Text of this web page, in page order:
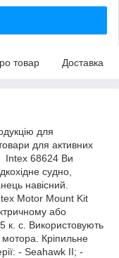
товар Доставка
для
для активних
Intex 68624 Ви
судно,
навісний.
Motor Mount Kit
або
к. с. Використовують
Кріпильне
- Seahawk II; -